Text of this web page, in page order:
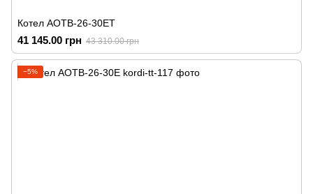
Котел АОТВ-26-30ЕТ
41 145.00 грн 43 310.00 грн
−5%